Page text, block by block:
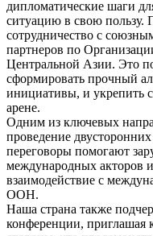
дипломатические шаги
ситуацию в свою пользу.
сотрудничество с
партнеров по
Центральной Азии. Это
сформировать прочный
инициативы, и укрепить
арене.
Одним из ключевых
проведение
переговоры помогают
международных акторов
взаимодействие с
ООН.
Наша страна также
конференции, приглашая